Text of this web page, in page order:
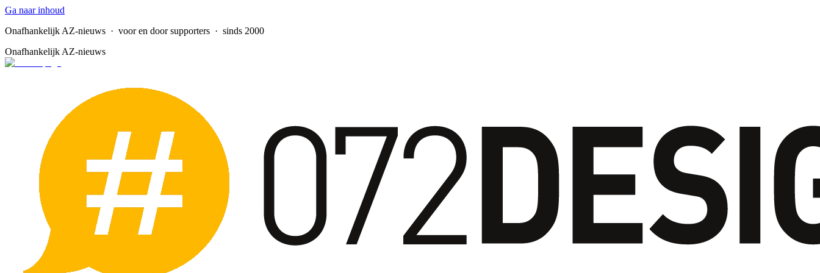
Ga naar inhoud
Onafhankelijk AZ-nieuws · voor en door supporters · sinds 2000
Onafhankelijk AZ-nieuws